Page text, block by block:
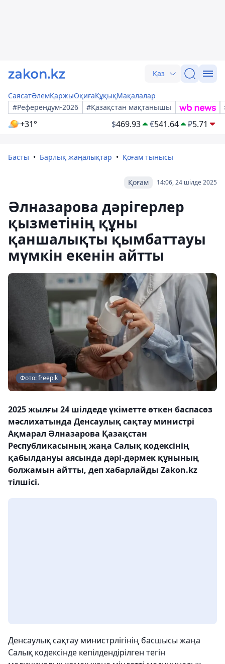
Қаз
СаясатӘлемҚаржыОқиғаҚұқықМақалалар
#Референдум-2026
#Қазақстан мақтанышы
+31° $469.93 €541.64 ₽5.71
Басты Барлық жаңалықтар Қоғам тынысы
14:06, 24 шілде 2025
Қоғам
Әлназарова дәрігерлер
қызметінің құны
қаншалықты қымбаттауы
мүмкін екенін айтты
Фото: freepik
2025 жылғы 24 шілдеде үкіметте өткен баспасөз
мәслихатында Денсаулық сақтау министрі
Ақмарал Әлназарова Қазақстан
Республикасының жаңа Салық кодексінің
қабылдануы аясында дәрі-дәрмек құнының
болжамын айтты, деп хабарлайды Zakon.kz
тілшісі.
Денсаулық сақтау министрлігінің басшысы жаңа
Салық кодексінде кепілдендірілген тегін